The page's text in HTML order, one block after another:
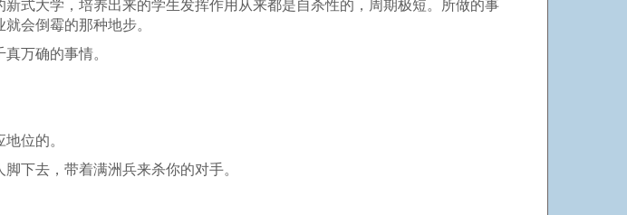
式大学，培养出来的学生发挥作用从来都是自杀性的，周期极短。所做的事
会倒霉的那种地步。
万确的事情。
位的。
下去，带着满洲兵来杀你的对手。